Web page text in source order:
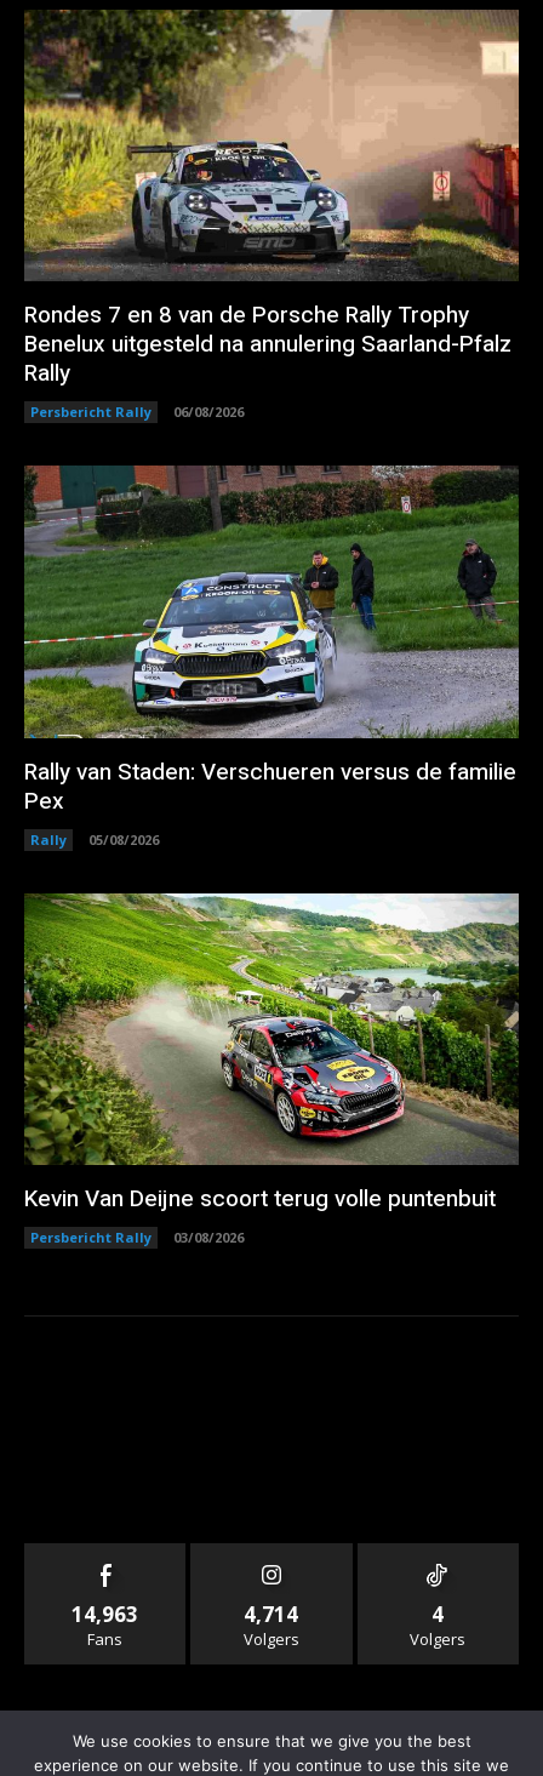
Rondes 7 en 8 van de Porsche Rally Trophy
Benelux uitgesteld na annulering Saarland-Pfalz
Rally
Persbericht Rally 06/08/2026
Rally van Staden: Verschueren versus de familie
Pex
Rally 05/08/2026
Kevin Van Deijne scoort terug volle puntenbuit
Persbericht Rally 03/08/2026
14,963
Fans
4,714
Volgers
4
Volgers
We use cookies to ensure that we give you the best
experience on our website. If you continue to use this site we